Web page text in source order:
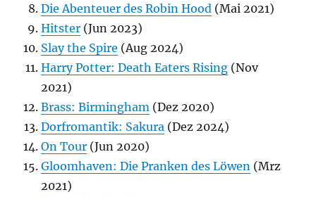
Die Abenteuer des Robin Hood (Mai 2021)
Hitster (Jun 2023)
Slay the Spire (Aug 2024)
Harry Potter: Death Eaters Rising (Nov
2021)
Brass: Birmingham (Dez 2020)
Dorfromantik: Sakura (Dez 2024)
On Tour (Jun 2020)
Gloomhaven: Die Pranken des Löwen (Mrz
2021)